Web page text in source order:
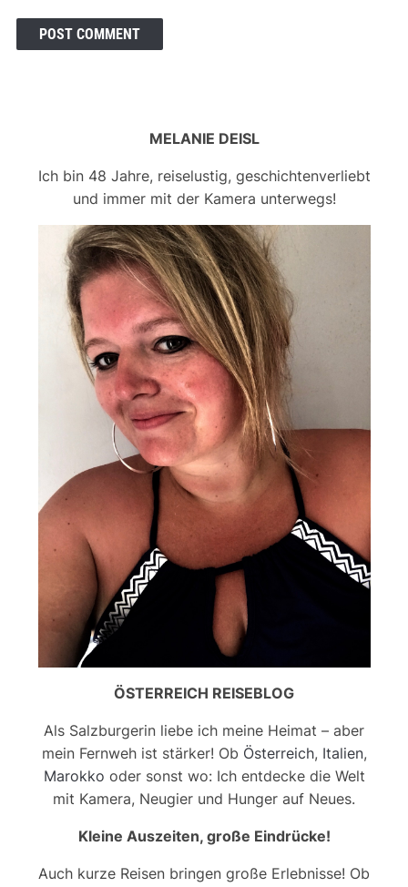
MELANIE DEISL
Ich bin 48 Jahre, reiselustig, geschichtenverliebt
und immer mit der Kamera unterwegs!
ÖSTERREICH REISEBLOG
Als Salzburgerin liebe ich meine Heimat – aber
mein Fernweh ist stärker! Ob Österreich, Italien,
Marokko oder sonst wo: Ich entdecke die Welt
mit Kamera, Neugier und Hunger auf Neues.
Kleine Auszeiten, große Eindrücke!
Auch kurze Reisen bringen große Erlebnisse! Ob